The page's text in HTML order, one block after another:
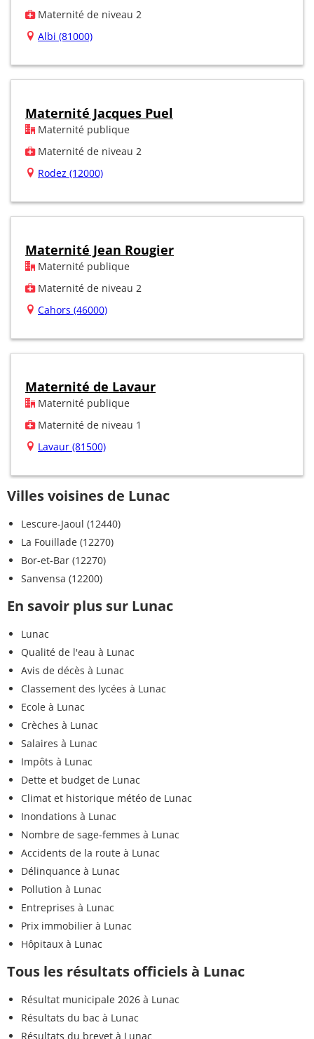
Maternité de niveau 2
Albi (81000)
Maternité Jacques Puel
Maternité publique
Maternité de niveau 2
Rodez (12000)
Maternité Jean Rougier
Maternité publique
Maternité de niveau 2
Cahors (46000)
Maternité de Lavaur
Maternité publique
Maternité de niveau 1
Lavaur (81500)
Villes voisines de Lunac
Lescure-Jaoul (12440)
La Fouillade (12270)
Bor-et-Bar (12270)
Sanvensa (12200)
En savoir plus sur Lunac
Lunac
Qualité de l'eau à Lunac
Avis de décès à Lunac
Classement des lycées à Lunac
Ecole à Lunac
Crèches à Lunac
Salaires à Lunac
Impôts à Lunac
Dette et budget de Lunac
Climat et historique météo de Lunac
Inondations à Lunac
Nombre de sage-femmes à Lunac
Accidents de la route à Lunac
Délinquance à Lunac
Pollution à Lunac
Entreprises à Lunac
Prix immobilier à Lunac
Hôpitaux à Lunac
Tous les résultats officiels à Lunac
Résultat municipale 2026 à Lunac
Résultats du bac à Lunac
Résultats du brevet à Lunac